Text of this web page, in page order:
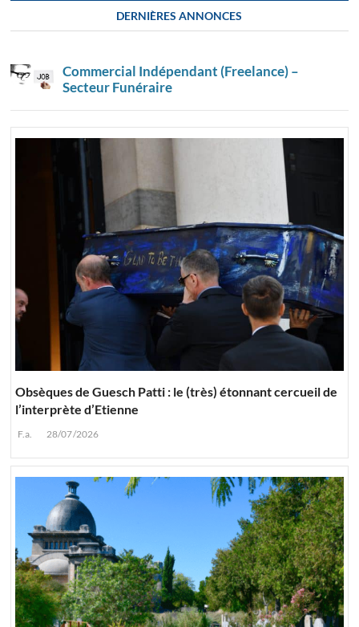
DERNIÈRES ANNONCES
Commercial Indépendant (Freelance) –
Secteur Funéraire
Obsèques de Guesch Patti : le (très) étonnant cercueil de
l’interprète d’Etienne
F.a. 28/07/2026